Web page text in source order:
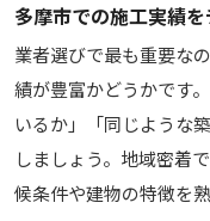
多摩市での施工実績
業者選びで最も重要な
績が豊富かどうかです
いるか」「同じような
しましょう。地域密着
候条件や建物の特徴を